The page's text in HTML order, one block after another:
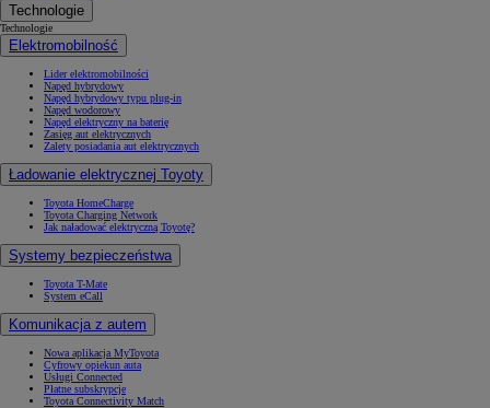
Technologie
Technologie
Elektromobilność
Lider elektromobilności
Napęd hybrydowy
Napęd hybrydowy typu plug-in
Napęd wodorowy
Napęd elektryczny na baterię
Zasięg aut elektrycznych
Zalety posiadania aut elektrycznych
Ładowanie elektrycznej Toyoty
Toyota HomeCharge
Toyota Charging Network
Jak naładować elektryczną Toyotę?
Systemy bezpieczeństwa
Toyota T-Mate
System eCall
Komunikacja z autem
Nowa aplikacja MyToyota
Cyfrowy opiekun auta
Usługi Connected
Płatne subskrypcje
Toyota Connectivity Match